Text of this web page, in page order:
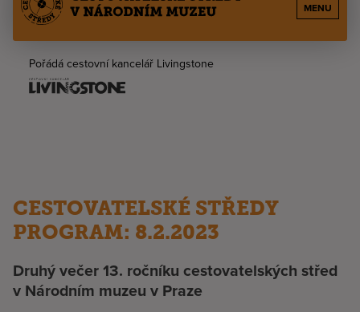
MENU
Pořádá cestovní kancelář Livingstone
CESTOVATELSKÉ STŘEDY
PROGRAM: 8.2.2023
Druhý večer 13. ročníku cestovatelských střed
v Národním muzeu v Praze